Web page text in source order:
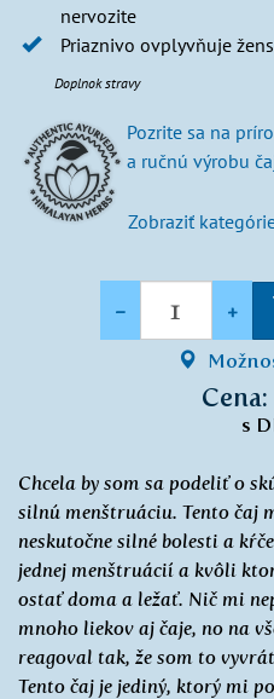
nervozite
Priaznivo ovplyvňuje
Doplnok stravy
Pozrite sa na
a ručnú výrobu
Zobraziť
- +
s
Chcela by som sa podeliť o
silnú menštruáciu. Tento čaj
neskutočne silné bolesti a
jednej menštruácií a kvôli
ostať doma a ležať. Nič mi
mnoho liekov aj čaje, no na
reagoval tak, že som to
Tento čaj je jediný, ktorý mi